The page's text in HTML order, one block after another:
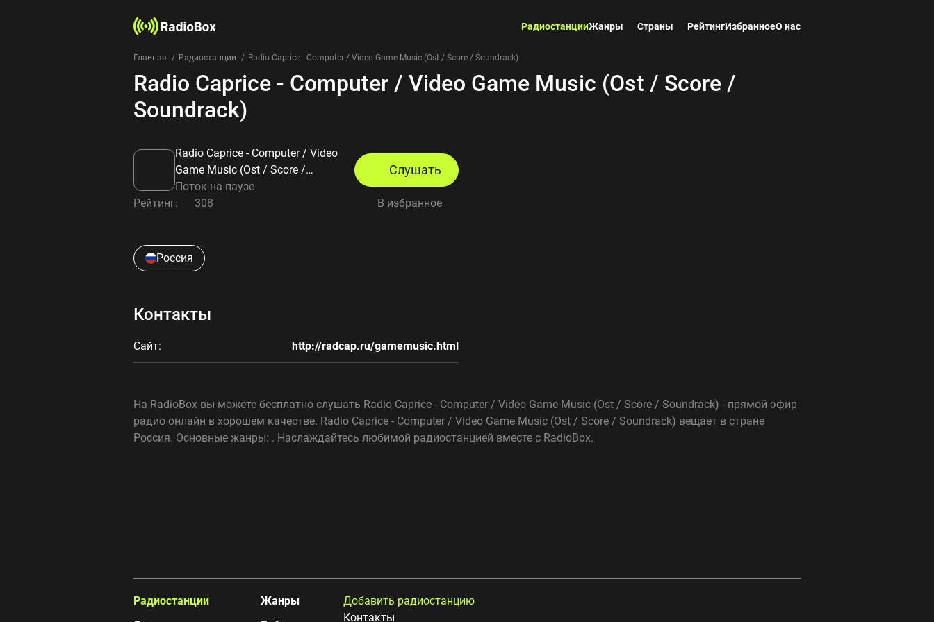
РадиостанцииЖанры Страны РейтингИзбранноеО нас
Главная Радиостанции Radio Caprice - Computer / Video Game Music (Ost / Score / Soundrack)
Radio Caprice - Computer / Video Game Music (Ost / Score /
Soundrack)
Radio Caprice - Computer / Video
Game Music (Ost / Score /
Soundrack)
Поток на паузе
Слушать
Рейтинг: 308 В избранное
Россия
Контакты
Сайт: http://radcap.ru/gamemusic.html
На RadioBox вы можете бесплатно слушать Radio Caprice - Computer / Video Game Music (Ost / Score / Soundrack) - прямой эфир
радио онлайн в хорошем качестве. Radio Caprice - Computer / Video Game Music (Ost / Score / Soundrack) вещает в стране
Россия. Основные жанры: . Наслаждайтесь любимой радиостанцией вместе с RadioBox.
Радиостанции
Жанры
Добавить радиостанцию
Контакты